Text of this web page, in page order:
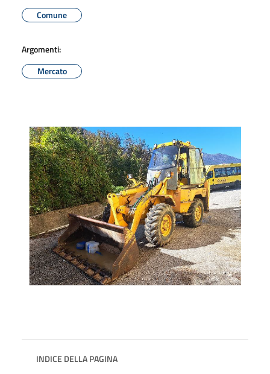
Comune
Argomenti:
Mercato
INDICE DELLA PAGINA